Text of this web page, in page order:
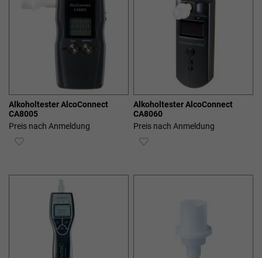
Alkoholtester AlcoConnect
CA8005
Preis nach Anmeldung
ZUR
Alkoholtester AlcoConnect
CA8060
Preis nach Anmeldung
ZUR